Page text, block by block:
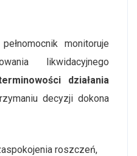
monitoruje
likwidacyjnego
działania
decyzji dokona
roszczeń,